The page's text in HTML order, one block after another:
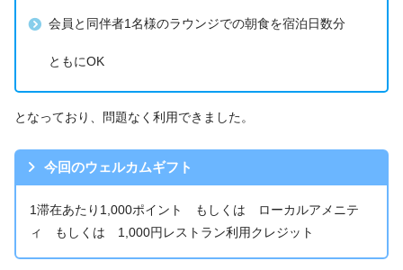
会員と同伴者1名様のラウンジでの朝食を宿泊日数分
ともにOK
となっており、問題なく利用できました。
今回のウェルカムギフト
1滞在あたり1,000ポイント もしくは ローカルアメニテ
ィ もしくは 1,000円レストラン利用クレジット